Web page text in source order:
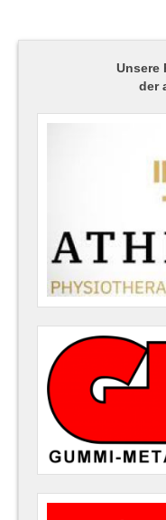
Unsere
der